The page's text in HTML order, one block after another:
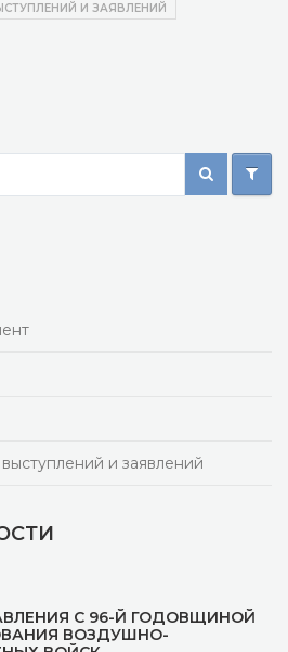
И ЗАЯВЛЕНИЙ
и заявлений
С 96-Й ГОДОВЩИНОЙ
ВОЗДУШНО-